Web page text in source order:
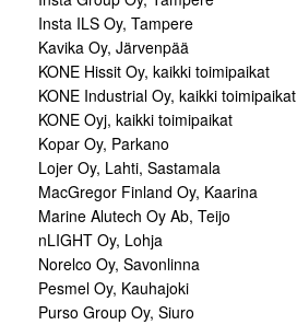
Insta ILS Oy, Tampere
Kavika Oy, Järvenpää
KONE Hissit Oy, kaikki toimipaikat
KONE Industrial Oy, kaikki toimipaikat
KONE Oyj, kaikki toimipaikat
Kopar Oy, Parkano
Lojer Oy, Lahti, Sastamala
MacGregor Finland Oy, Kaarina
Marine Alutech Oy Ab, Teijo
nLIGHT Oy, Lohja
Norelco Oy, Savonlinna
Pesmel Oy, Kauhajoki
Purso Group Oy, Siuro